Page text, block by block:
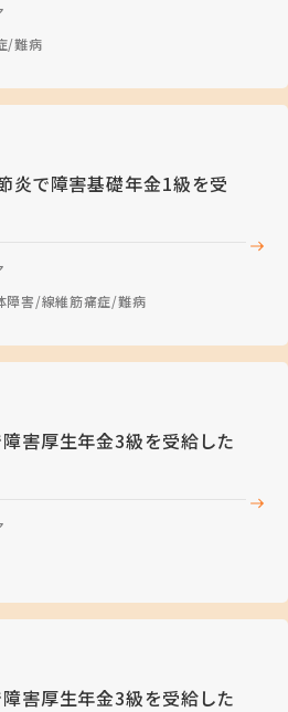
難病
炎で障害基礎年金1級を受
障害 線維筋痛症 難病
害厚生年金3級を受給した
害厚生年金3級を受給した